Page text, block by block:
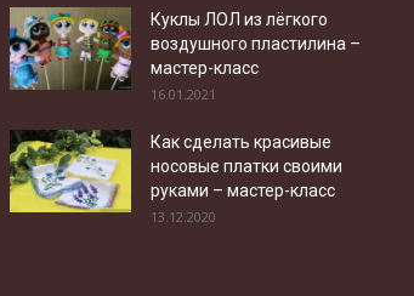
Куклы ЛОЛ из лёгкого
воздушного пластилина –
мастер-класс
16.01.2021
Как сделать красивые
носовые платки своими
руками – мастер-класс
13.12.2020